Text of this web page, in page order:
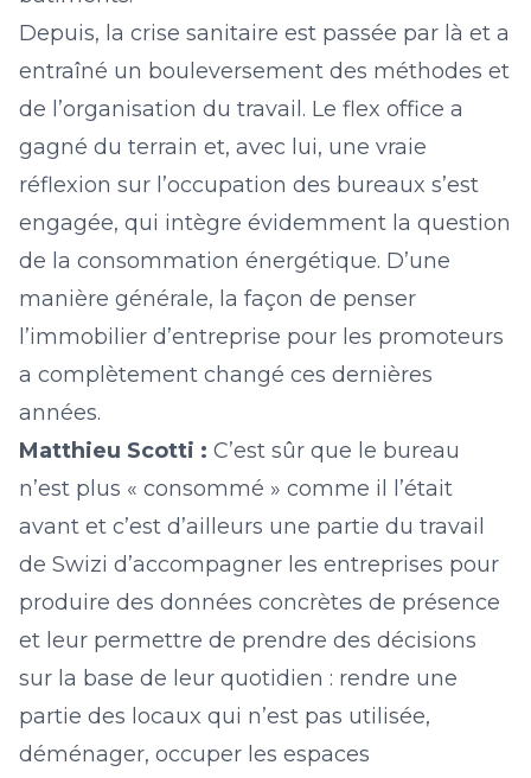
Depuis, la crise sanitaire est passée par là et a
entraîné un bouleversement des méthodes et
de l’organisation du travail. Le flex office a
gagné du terrain et, avec lui, une vraie
réflexion sur l’occupation des bureaux s’est
engagée, qui intègre évidemment la question
de la consommation énergétique. D’une
manière générale, la façon de penser
l’immobilier d’entreprise pour les promoteurs
a complètement changé ces dernières
années.
Matthieu Scotti : C’est sûr que le bureau
n’est plus « consommé » comme il l’était
avant et c’est d’ailleurs une partie du travail
de Swizi d’accompagner les entreprises pour
produire des données concrètes de présence
et leur permettre de prendre des décisions
sur la base de leur quotidien : rendre une
partie des locaux qui n’est pas utilisée,
déménager, occuper les espaces